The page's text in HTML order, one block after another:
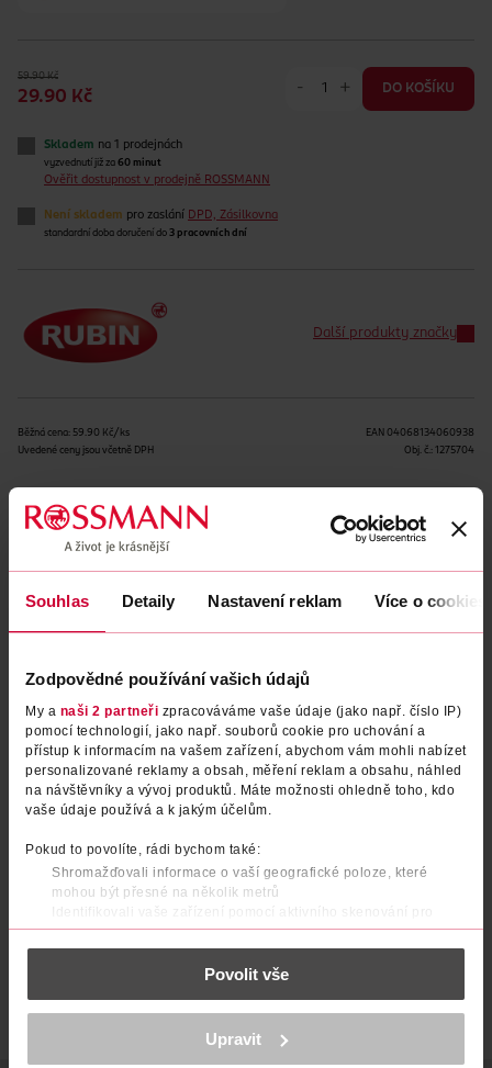
Souhlas Detaily Nastavení reklam Více o cookies
Zodpovědné používání vašich údajů
My a naši 2 partneři zpracováváme vaše údaje (jako např. číslo IP)
pomocí technologií, jako např. souborů cookie pro uchování a
přístup k informacím na vašem zařízení, abychom vám mohli nabízet
personalizované reklamy a obsah, měření reklam a obsahu, náhled
na návštěvníky a vývoj produktů. Máte možnosti ohledně toho, kdo
vaše údaje používá a k jakým účelům.
Pokud to povolíte, rádi bychom také:
Shromažďovali informace o vaší geografické poloze, které
mohou být přesné na několik metrů
Identifikovali vaše zařízení pomocí aktivního skenování pro
konkrétní charakteristiky (otisk prstu)
Zjistěte více o tom, jak zpracováváme vaše osobní údaje, a nastavte
části s podrobnostmi . Svůj souhlas můžete kdykoliv
K provozu stránek, personalizaci obsahu a reklam, funkcí sociálních
médií, analýze návštěvnosti, které mohou nést osobní údaje.
Povolit vše
Upravit
59.90 Kč
29.90 Kč
- + DO KOŠÍKU
Skladem na 1 prodejnách
vyzvednutí již za 60 minut
Ověřit dostupnost v prodejně ROSSMANN
Není skladem pro zaslání DPD, Zásilkovna
standardní doba doručení do 3 pracovních dní
Další produkty značky
Běžná cena: 59.90 Kč/ks
Uvedené ceny jsou včetně DPH
EAN 04068134060938
Obj. č.: 1275704
Podobné produkty
Hřbitovní svíčka červená
RUBIN 1 ks
29.90 Kč
Obj. č.: 212243
Hřbitovní svíčky
Obj. č.: 322812